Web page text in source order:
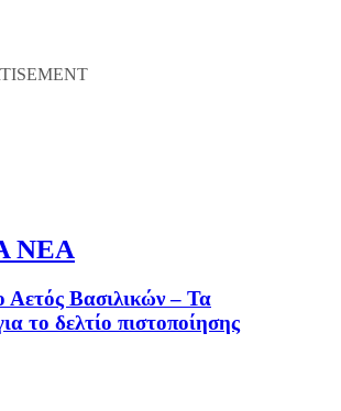
ΝΕΑ
Αετός Βασιλικών – Τα
το δελτίο πιστοποίησης